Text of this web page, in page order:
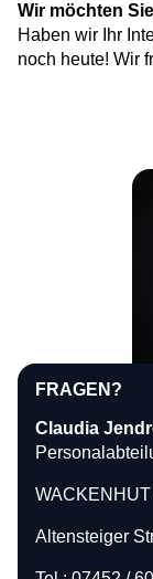
Wir möchten
Haben wir Ihr
noch heute! Wir
FRAGEN?
Claudia
Altensteiger